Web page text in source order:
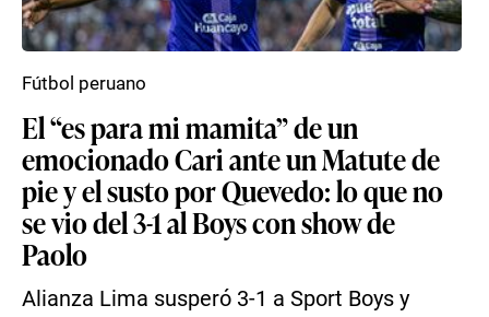
El “es para mi mamita” de un
emocionado Cari ante un Matute de
pie y el susto por Quevedo: lo que no
se vio del 3-1 al Boys con show de
Paolo
Alianza Lima susperó 3-1 a Sport Boys y
Fútbol peruano